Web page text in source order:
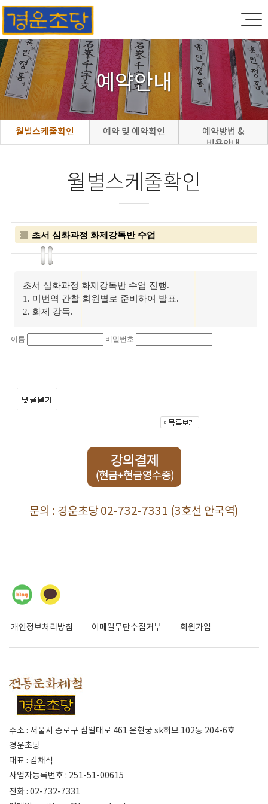
예약안내
월별스케줄확인 예약 및 예약확인
예약방법 &
비용안내
월별스케줄확인
초서 심화과정 화제강독반 수업
초서 심화과정 화제강독반 수업 진행.
1. 미번역 간찰 회원별로 준비하여 발표.
2. 화제 강독.
이름 비밀번호
문의 : 경운초당 02-732-7331 (3호선 안국역)
개인정보처리방침 이메일무단수집거부 회원가입
주소 : 서울시 종로구 삼일대로 461 운현궁 sk허브 102동 204-6호
경운초당
대표 : 김채식
사업자등록번호 : 251-51-00615
전화 : 02-732-7331